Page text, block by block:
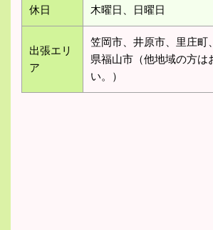
休日 木曜日、日曜日
出張エリ
ア
笠岡市、井原市、里庄町
県福山市（他地域の方は
い。）